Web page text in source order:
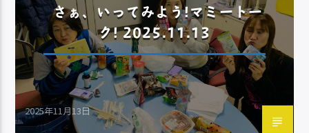
さぁ、いってみよう!マミートー
ク! 2025.11.13
2025年11月13日